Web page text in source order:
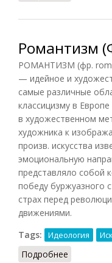
Романтизм
РОМАНТИЗМ (фр.
— идейное и
самые различные
классицизму в
в художественном
художника к
произв. искусства
эмоциональную
представляло собой
победу буржуазного
страх перед
движениями.
Tags:
Идеология
Подробнее